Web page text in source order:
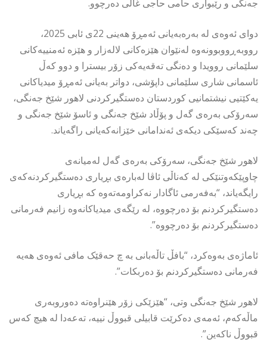
جەنگی و رێبواری حامی حاجی غالی دەرچوو.
دوای ئەوەی لە بەرەبەیانی ئەمڕۆ هەینی 22ی ئابی 2025،
رووبەڕووبوونەوە لەنێوان هێزەکانی لالەزار و هێزە ئەمنییەکانی
سلێمانی روویدا و دەنگی تەقەیەکی زۆر بیسترا و دوو کەڵ
ئاسمانی شاری سلێمانی داپۆشی، دواتر بەیانی ئەمڕۆ میدیاکانی
یەکێتیی نیشتمانیی کوردستان دەستگیرکردنی لاهور شێخ جەنگی،
سەرۆکی بەرەی گەل و پۆڵاد شێخ جەنگی و ئاسۆ شێخ جەنگی و
چەند کەسێکی دیکەی ئەندامانی خێزانەکەیانی راگەیاند.
لاهور شێخ جەنگی، سەرۆکی بەرەی گەل لەمیانەی
چاوپێکەوتنێکی لە کەناڵی ئاڤا لەبارەی بڕیاری دەستگیرکردنەکەی
رایگەیاند، “بەفەرمی ئاگادار نەکراومەتەوە کە بڕیاری
دەستگیرکردنم بۆ دەرچووە، لە رێگەی میدیاکانەوە زانیم فەرمانی
دەستگیرکردنم بۆ دەرچووە”.
ئاماژەی بەوەکرد، “بافڵ تاڵەبانی بە چ حەقێک مافی ئەوەی هەیە
فەرمانی دەستگیرکردنم بۆ دەربکات”.
لاهور شێخ جەنگی وتی، “هێزێکی زۆر هێنراوەتە دەوروبەری
ماڵەکەم، ئەمەی دەکرێت قابیلی قبووڵ نییە، تەعەدا لە هیچ کەس
قبووڵ ناکەین”.